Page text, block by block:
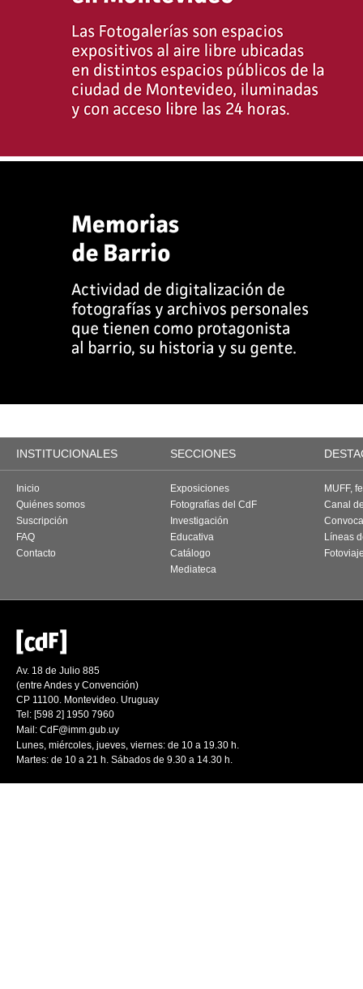
INSTITUCIONALES SECCIONES
Inicio
Quiénes somos
Suscripción
FAQ
Contacto
Exposiciones
Fotografías del CdF
Investigación
Educativa
Catálogo
Mediateca
MUFF,
Canal
Líneas
Av. 18 de Julio 885
(entre Andes y Convención)
CP 11100. Montevideo. Uruguay
Tel: [598 2] 1950 7960
Mail: CdF@imm.gub.uy
Lunes, miércoles, jueves, viernes: de 10 a 19.30 h.
Martes: de 10 a 21 h. Sábados de 9.30 a 14.30 h.